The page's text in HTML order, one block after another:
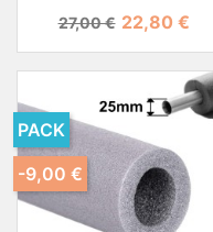
Prix de base
27,00 € Prix
22,80 €
PACK
-9,00 €